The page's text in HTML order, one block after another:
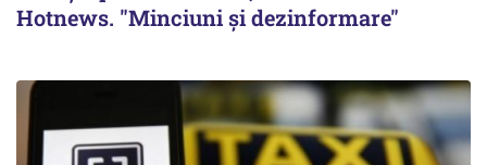
Hotnews. "Minciuni și dezinformare"